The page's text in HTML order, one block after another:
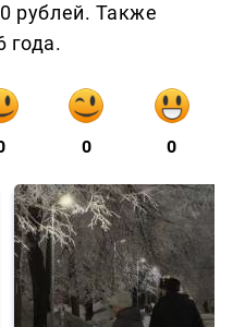
рублей. Также
года.
0 0